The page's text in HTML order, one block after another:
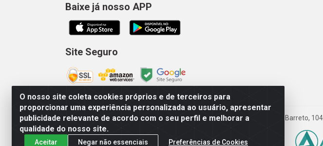
O nosso site coleta cookies próprios e de terceiros para
proporcionar uma experiência personalizada ao usuário, apresentar
publicidade relevante de acordo com o seu perfil e melhorar a
qualidade do nosso site.
Aceitar Negar não essenciais Preferências de Cookies
Baixe já nosso APP
Site Seguro
Vetcom Distribuidora de Rações LTDA - Rua Maximiano Barreto,